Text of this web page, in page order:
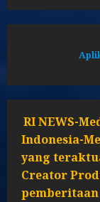
RI NEWS-
Indonesia-
yang
Creator